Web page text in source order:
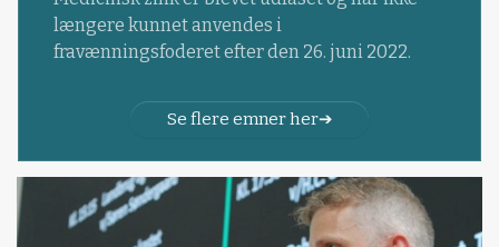
længere kunnet anvendes i
fravænningsfoderet efter den 26. juni 2022.
Se flere emner her